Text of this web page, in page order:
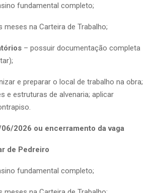
fundamental completo;
meses na Carteira de Trabalho;
– possuir documentação completa
e preparar o local de trabalho na obra;
e estruturas de alvenaria; aplicar
2026 ou encerramento da vaga
de Pedreiro
fundamental completo;